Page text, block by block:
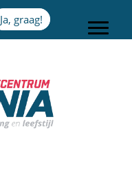
Ja, graag!